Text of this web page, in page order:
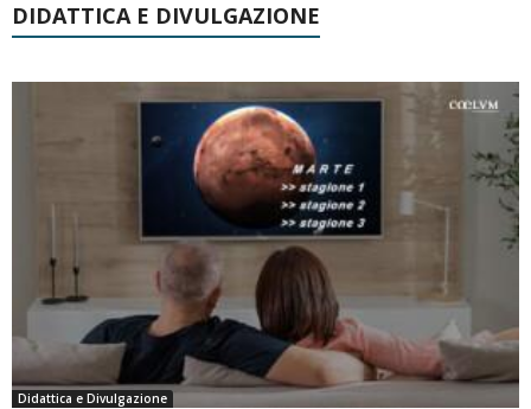
DIDATTICA E DIVULGAZIONE
Didattica e Divulgazione